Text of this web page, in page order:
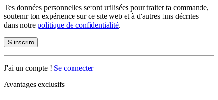
Tes données personnelles seront utilisées pour traiter ta commande,
soutenir ton expérience sur ce site web et à d'autres fins décrites
dans notre politique de confidentialité.
S’inscrire
J'ai un compte ! Se connecter
Avantages exclusifs